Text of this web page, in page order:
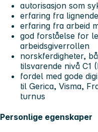
autorisasjon som
erfaring fra
erfaring fra arbeid
god forståelse for
arbeidsgiverrollen
norskferdigheter,
tilsvarende nivå C1
fordel med gode
til Gerica, Visma,
turnus
Personlige egenskaper